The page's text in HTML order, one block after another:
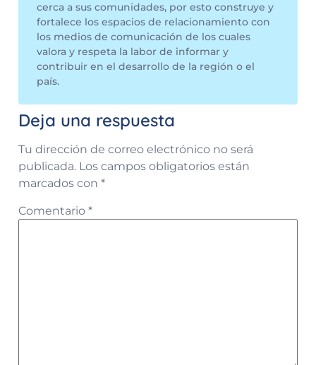
cerca a sus comunidades, por esto construye y
fortalece los espacios de relacionamiento con
los medios de comunicación de los cuales
valora y respeta la labor de informar y
contribuir en el desarrollo de la región o el
país.
Deja una respuesta
Tu dirección de correo electrónico no será
publicada. Los campos obligatorios están
marcados con *
Comentario *